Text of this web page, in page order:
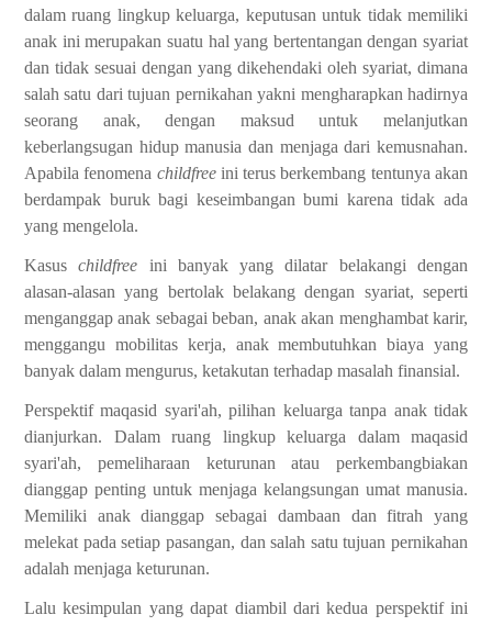
dalam ruang lingkup keluarga, keputusan untuk tidak memiliki
anak ini merupakan suatu hal yang bertentangan dengan syariat
dan tidak sesuai dengan yang dikehendaki oleh syariat, dimana
salah satu dari tujuan pernikahan yakni mengharapkan hadirnya
seorang anak, dengan maksud untuk melanjutkan
keberlangsugan hidup manusia dan menjaga dari kemusnahan.
Apabila fenomena childfreeini terus berkembang tentunya akan
berdampak buruk bagi keseimbangan bumi karena tidak ada
yang mengelola.
Kasuschildfree ini banyak yang dilatar belakangi dengan
alasan-alasan yang bertolak belakang dengan syariat, seperti
menganggap anak sebagai beban, anak akan menghambat karir,
menggangu mobilitas kerja, anak membutuhkan biaya yang
banyak dalam mengurus, ketakutan terhadap masalah finansial.
Perspektif maqasid syari'ah, pilihan keluarga tanpa anak tidak
dianjurkan. Dalam ruang lingkup keluarga dalam maqasid
syari'ah, pemeliharaan keturunan atau perkembangbiakan
dianggap penting untuk menjaga kelangsungan umat manusia.
Memiliki anak dianggap sebagai dambaan dan fitrah yang
melekat pada setiap pasangan, dan salah satu tujuan pernikahan
adalah menjaga keturunan.
Lalu kesimpulan yang dapat diambil dari kedua perspektif ini